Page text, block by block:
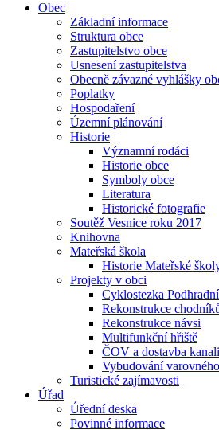
Obec
Základní informace
Struktura obce
Zastupitelstvo obce
Usnesení zastupitelstva
Obecně závazné vyhlášky
Poplatky
Hospodaření
Územní plánování
Historie
Významní rodáci
Historie obce
Symboly obce
Literatura
Historické fotografie
Soutěž Vesnice roku 2017
Knihovna
Mateřská škola
Historie Mateřské
Projekty v obci
Cyklostezka
Rekonstrukce
Rekonstrukce návsi
Multifunkční hřiště
ČOV a dostavba
Vybudování
Turistické zajímavosti
Úřad
Úřední deska
Povinné informace